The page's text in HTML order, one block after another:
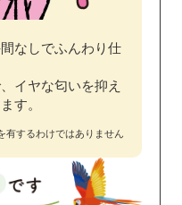
なしでふんわり仕
イヤな匂いを抑え
す。
有するわけではありません